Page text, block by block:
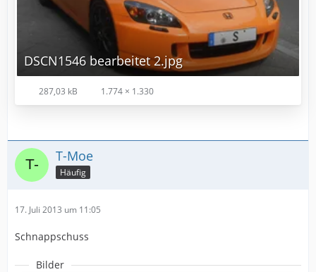
DSCN1546 bearbeitet 2.jpg
287,03 kB 1.774 × 1.330
T-Moe
Häufig
17. Juli 2013 um 11:05
Schnappschuss
Bilder